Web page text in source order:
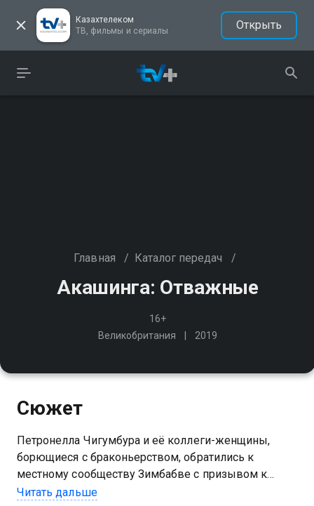
Казахтелеком
ТВ, фильмы и сериалы
Открыть
Главная / Каталог передач /
Акашинга: Отважные
16+
Великобритания
2019
Сюжет
Петронелла Чигумбура и её коллеги-женщины,
борющиеся с браконьерством, обратились к
местному сообществу Зимбабве с призывом к
матерям-одиночкам, брошенным жёнам и жертвам
Читать дальше